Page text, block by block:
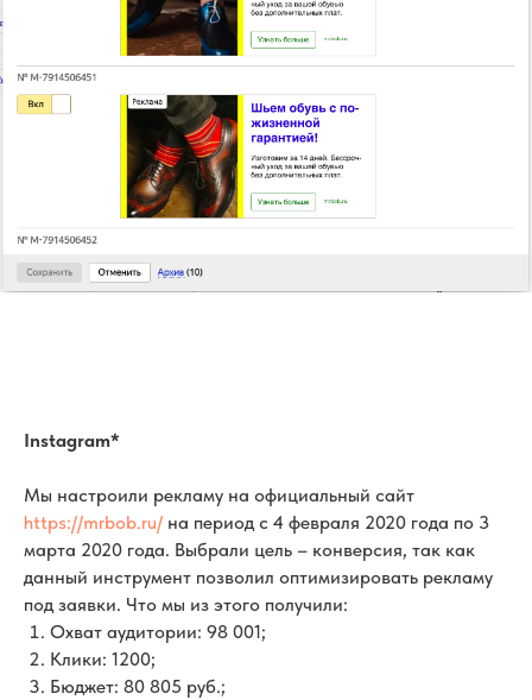
Instagram*
Мы настроили рекламу на официальный сайт
https://mrbob.ru/ на период с 4 февраля 2020 года по 3
марта 2020 года. Выбрали цель – конверсия, так как
данный инструмент позволил оптимизировать рекламу
под заявки. Что мы из этого получили:
Охват аудитории: 98 001;
Клики: 1200;
Бюджет: 80 805 руб.;